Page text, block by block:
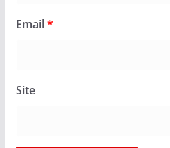
Email*
Site